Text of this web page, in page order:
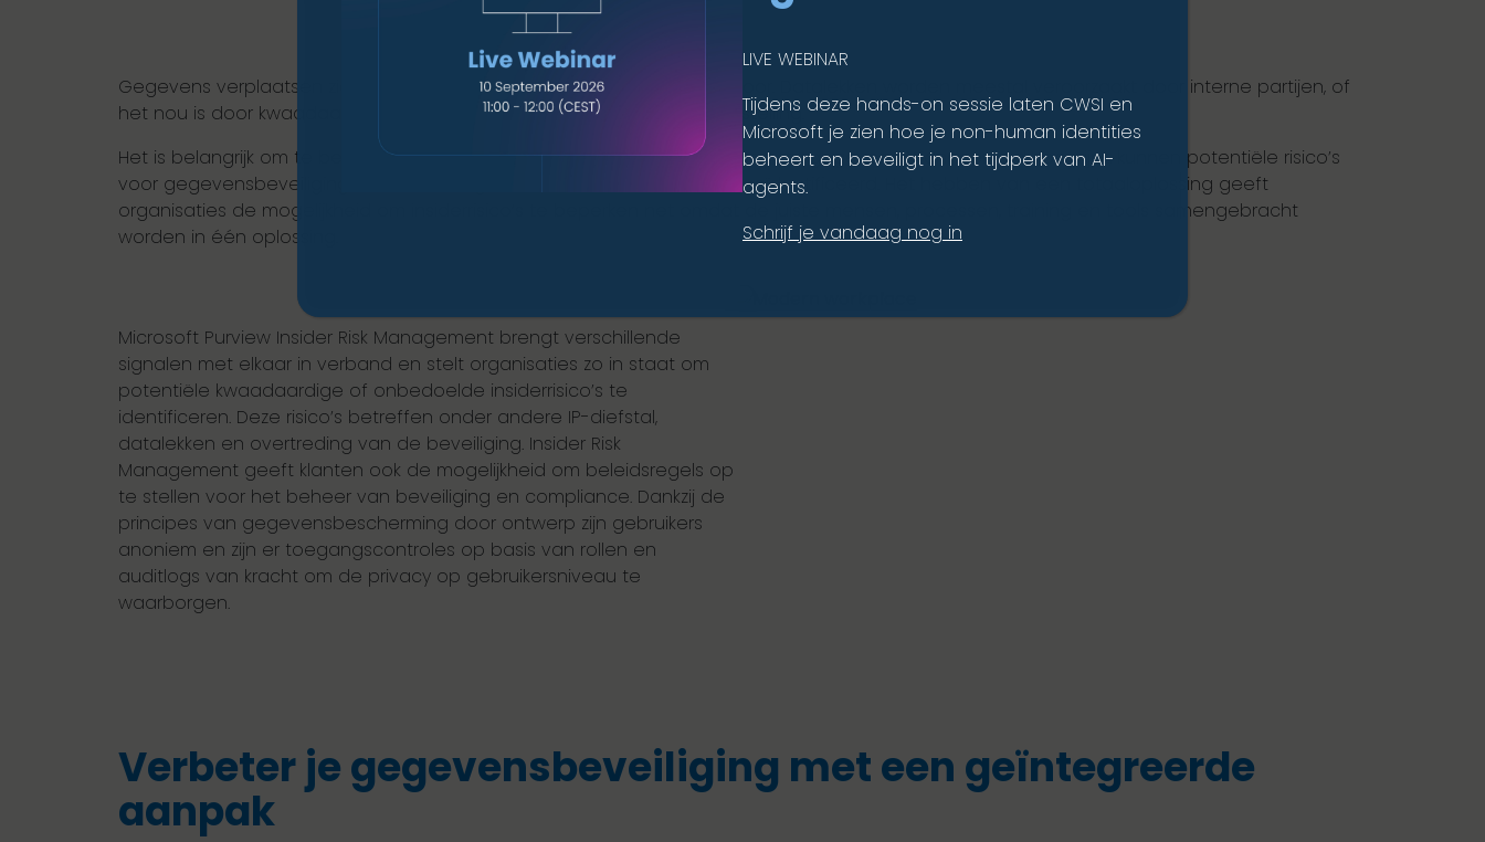
Gegevens verplaatsen zichzelf niet, mensen zijn hier verantwoordelijk voor. Datalekken worden meestal veroorzaakt door interne partijen, of
het nou is door kwaadaardige gegevensdiefstal of onbedoelde blootstelling.
Het is belangrijk om te begrijpen hoe en waarom mensen toegang krijgen tot gegevens. Wanneer je dit begrijpt, kunnen potentiële risico’s
voor gegevensbeveiliging en risicovolle gebruikersactiviteiten worden geïdentificeerd. Het hebben van een totaaloplossing geeft
organisaties de mogelijkheid om insiderrisico’s te beperken net omdat de juiste mensen, processen, training en tools samengebracht
worden in één oplossing.
Microsoft Purview Insider Risk Management brengt verschillende
signalen met elkaar in verband en stelt organisaties zo in staat om
potentiële kwaadaardige of onbedoelde insiderrisico’s te
identificeren. Deze risico’s betreffen onder andere IP-diefstal,
datalekken en overtreding van de beveiliging. Insider Risk
Management geeft klanten ook de mogelijkheid om beleidsregels op
te stellen voor het beheer van beveiliging en compliance. Dankzij de
principes van gegevensbescherming door ontwerp zijn gebruikers
anoniem en zijn er toegangscontroles op basis van rollen en
auditlogs van kracht om de privacy op gebruikersniveau te
waarborgen.
Verbeter je gegevensbeveiliging met een geïntegreerde
aanpak
LIVE WEBINAR
Tijdens deze hands-on sessie laten CWSI en
Microsoft je zien hoe je non-human identities
beheert en beveiligt in het tijdperk van AI-
agents.
Schrijf je vandaag nog in